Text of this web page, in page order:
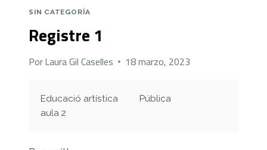
CULTURALS
ARTÍSTIQUES
SIN CATEGORÍA
Registre 1
PorLaura Gil Caselles 18 marzo, 2023
Educació artística
aula 2
Pública